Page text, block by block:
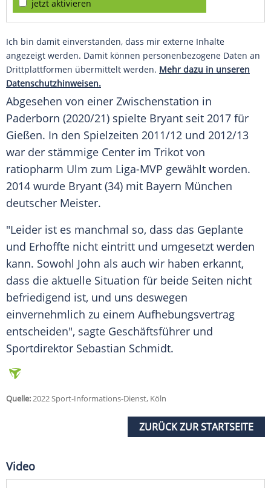
jetzt aktivieren
Ich bin damit einverstanden, dass mir externe Inhalte
angezeigt werden. Damit können personenbezogene Daten an
Drittplattformen übermittelt werden. Mehr dazu in unseren
Datenschutzhinweisen.
Abgesehen von einer Zwischenstation in
Paderborn (2020/21) spielte Bryant seit 2017 für
Gießen. In den Spielzeiten 2011/12 und 2012/13
war der stämmige Center im Trikot von
ratiopharm Ulm zum Liga-MVP gewählt worden.
2014 wurde Bryant (34) mit Bayern München
deutscher Meister.
"Leider ist es manchmal so, dass das Geplante
und Erhoffte nicht eintritt und umgesetzt werden
kann. Sowohl John als auch wir haben erkannt,
dass die aktuelle Situation für beide Seiten nicht
befriedigend ist, und uns deswegen
einvernehmlich zu einem Aufhebungsvertrag
entscheiden", sagte Geschäftsführer und
Sportdirektor Sebastian Schmidt.
Quelle:2022 Sport-Informations-Dienst, Köln
ZURÜCK ZUR STARTSEITE
Video